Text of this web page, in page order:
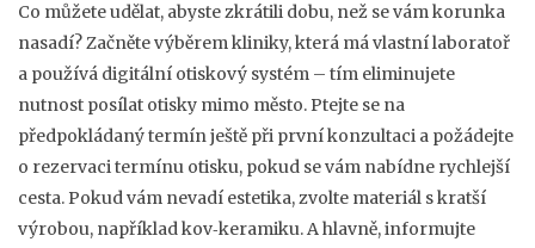
Co můžete udělat, abyste zkrátili dobu, než se vám korunka
nasadí? Začněte výběrem kliniky, která má vlastní laboratoř
a používá digitální otiskový systém – tím eliminujete
nutnost posílat otisky mimo město. Ptejte se na
předpokládaný termín ještě při první konzultaci a požádejte
o rezervaci termínu otisku, pokud se vám nabídne rychlejší
cesta. Pokud vám nevadí estetika, zvolte materiál s kratší
výrobou, například kov‑keramiku. A hlavně, informujte